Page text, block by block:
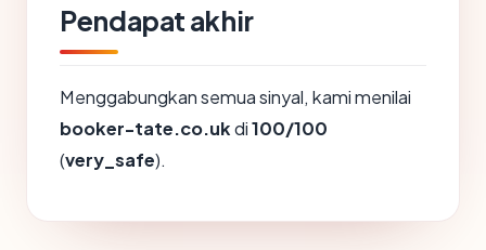
Pendapat akhir
Menggabungkan semua sinyal, kami menilai
booker-tate.co.ukdi100/100
(very_safe).